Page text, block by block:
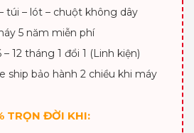
túi – lót – chuột không dây
5 năm miễn phí
– 12 tháng 1 đổi 1 (Linh kiện)
ship bảo hành 2 chiều khi máy
TRỌN ĐỜI KHI: